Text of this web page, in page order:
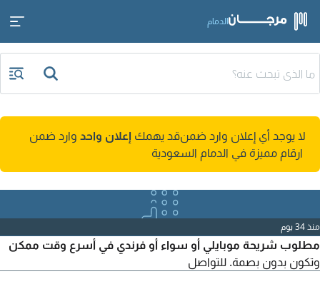
الدمام
لا يوجد أي إعلان وارد ضمنقد يهمك إعلان واحد وارد ضمن
ارقام مميزة في الدمام السعودية
منذ 34 يوم
مطلوب شريحة موبايلي أو سواء أو فرندي في أسرع وقت ممكن
وتكون بدون بصمة. للتواصل